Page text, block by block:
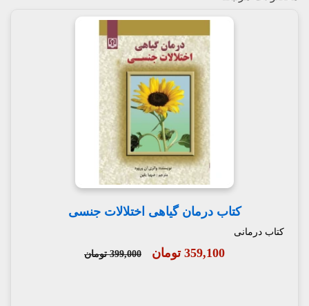
کتاب درمان گیاهی اختلالات جنسی
کتاب درمانی
359,100 تومان 399,000 تومان